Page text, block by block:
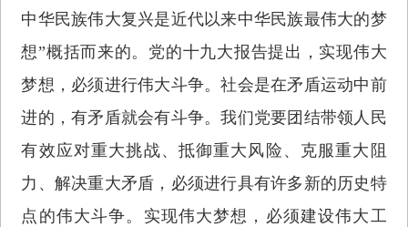
中华民族伟大复兴是近代以来中华民族最伟大的梦
想”概括而来的。党的十九大报告提出，实现伟大
梦想，必须进行伟大斗争。社会是在矛盾运动中前
进的，有矛盾就会有斗争。我们党要团结带领人民
有效应对重大挑战、抵御重大风险、克服重大阻
力、解决重大矛盾，必须进行具有许多新的历史特
点的伟大斗争。实现伟大梦想，必须建设伟大工